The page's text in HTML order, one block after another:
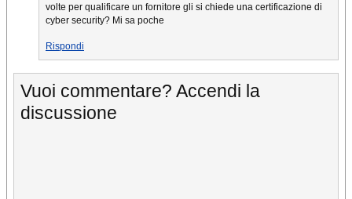
volte per qualificare un fornitore gli si chiede una certificazione di
cyber security? Mi sa poche
Rispondi
Vuoi commentare? Accendi la
discussione